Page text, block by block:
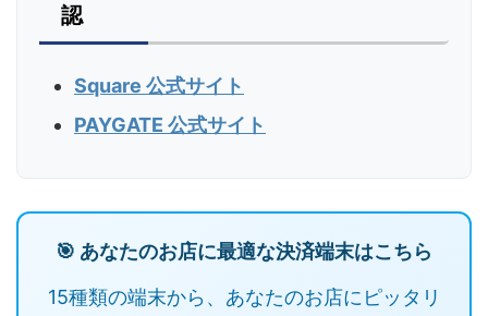
認
Square 公式サイト
PAYGATE 公式サイト
🎯 あなたのお店に最適な決済端末はこちら
15種類の端末から、あなたのお店にピッタリ